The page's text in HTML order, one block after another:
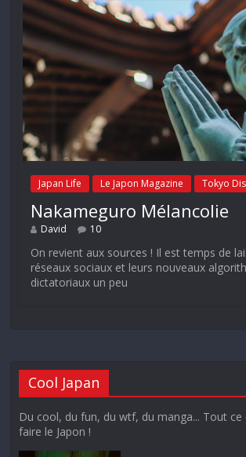
Japan Life Le Japon Magazine Tokyo
Nakameguro Mélancolie
David 10
On revient aux sources ! Il est temps de
réseaux sociaux et leurs nouveaux
dictatoriaux un peu
Cool Japan
Du cool, du fun, du wtf, du manga... Tout ce
faire le Japon !